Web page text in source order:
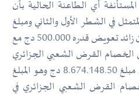
المستأنفة أي الطاعنة الحالية بأن
1.500.000 دج المتمثل في الشطر الأول والثاني ومبلغ
546.000.00 دج المدفوع كتأمين زائد تعويض قدره 500.000 دج مع
الخصام القرض الشعبي الجزائري
وكالة ميرة رمز 161 باب الوادي مبلغ 8.674.148.50 دج وهو المبلغ
القرض الشعبي الجزائري في